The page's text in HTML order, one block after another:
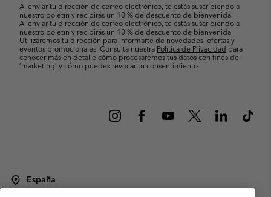
Al enviar tu dirección de correo electrónico, te estás suscribiendo a
nuestro boletín y recibirás un 10 % de descuento de bienvenida.
Al enviar tu dirección de correo electrónico, te estás suscribiendo a
nuestro boletín y recibirás un 10 % de descuento de bienvenida.
Utilizaremos tu dirección para informarte de novedades, ofertas y
eventos promocionales. Consulta nuestra Política de Privacidad para
conocer más en detalle cómo procesaremos tus datos con fines de
’marketing’ y cómo puedes revocar tu consentimiento.
España